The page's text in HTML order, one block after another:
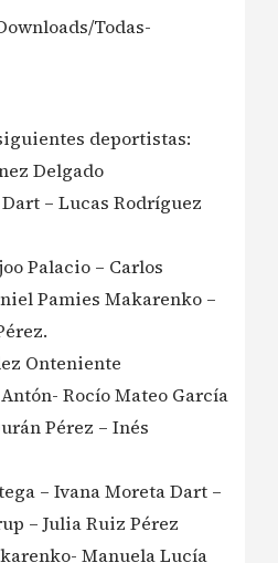
Todas-
deportistas:
Delgado
– Lucas Rodríguez
Palacio – Carlos
Pamies Makarenko –
Onteniente
Rocío Mateo García
Pérez – Inés
– Ivana Moreta Dart –
– Julia Ruiz Pérez
Manuela Lucía